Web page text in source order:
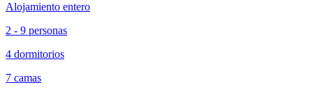
Alojamiento entero
2 - 9 personas
4 dormitorios
7 camas